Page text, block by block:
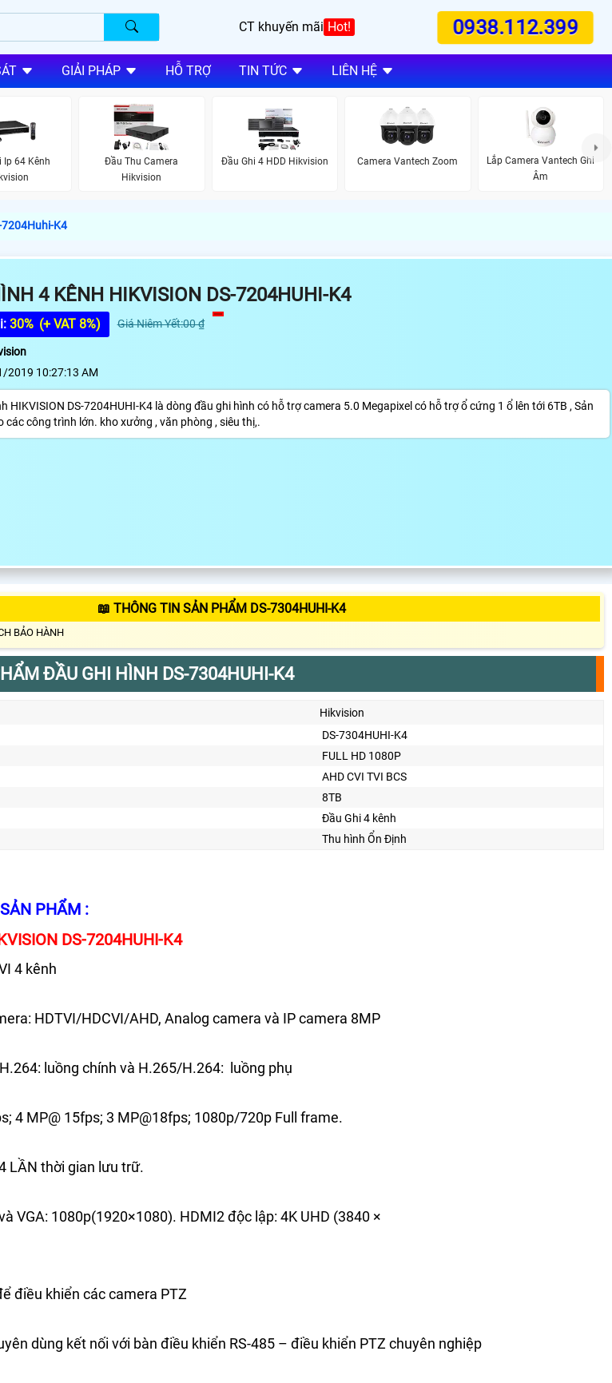
CT khuyến mãi Hot! 0938.112.399
GIẢI PHÁP HỖ TRỢ TIN TỨC LIÊN HỆ
Ip 64 Kênh
Đầu Thu Camera
Hikvision
Đầu Ghi 4 HDD Hikvision Camera Vantech Zoom
Lắp Camera Vantech Ghi
Âm
K4
4 KÊNH HIKVISION DS-7204HUHI-K4
30% (+ VAT 8%) Giá Niêm Yết:00 ₫
2019 10:27:13 AM
HIKVISION DS-7204HUHI-K4 là dòng đầu ghi hình có hỗ trợ camera 5.0 Megapixel có hỗ trợ ổ cứng 1 ổ lên tới 6TB , Sản
các công trình lớn. kho xưởng , văn phòng , siêu thị,.
📖 THÔNG TIN SẢN PHẨM DS-7304HUHI-K4
BẢO HÀNH
ĐẦU GHI HÌNH DS-7304HUHI-K4
Hikvision
DS-7304HUHI-K4
FULL HD 1080P
AHD CVI TVI BCS
8TB
Đầu Ghi 4 kênh
Thu hình Ổn Định
PHẨM :
DS-7204HUHI-K4
4 kênh
HDTVI/HDCVI/AHD, Analog camera và IP camera 8MP
luồng chính và H.265/H.264: luồng phụ
4 MP@ 15fps; 3 MP@18fps; 1080p/720p Full frame.
LẦN thời gian lưu trữ.
VGA: 1080p(1920×1080). HDMI2 độc lập: 4K UHD (3840 ×
điều khiển các camera PTZ
dùng kết nối với bàn điều khiển RS-485 – điều khiển PTZ chuyên nghiệp